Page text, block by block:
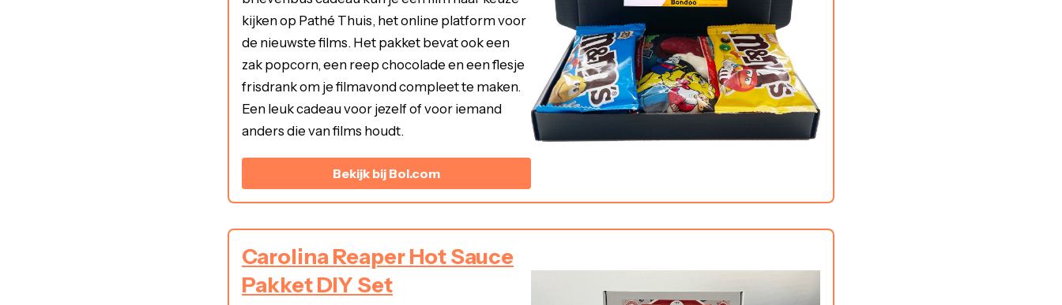
kijken op Pathé Thuis, het online platform voor
de nieuwste films. Het pakket bevat ook een
zak popcorn, een reep chocolade en een flesje
frisdrank om je filmavond compleet te maken.
Een leuk cadeau voor jezelf of voor iemand
anders die van films houdt.
Bekijk bij Bol.com
Carolina Reaper Hot Sauce
Pakket DIY Set